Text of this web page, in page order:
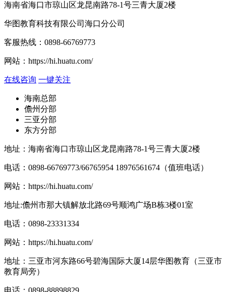
海南省海口市琼山区龙昆南路78-1号三青大厦2楼
华图教育科技有限公司海口分公司
客服热线： 0898-66769773
网站： https://hi.huatu.com/
在线咨询 一键关注
海南总部
儋州分部
三亚分部
东方分部
地址：海南省海口市琼山区龙昆南路78-1号三青大厦2楼
电话：0898-66769773/66765954 18976561674（值班电话）
网站： https://hi.huatu.com/
地址:儋州市那大镇解放北路69号顺鸿广场B栋3楼01室
电话：0898-23331334
网站： https://hi.huatu.com/
地址：三亚市河东路66号碧海国际大厦14层华图教育（三亚市
教育局旁）